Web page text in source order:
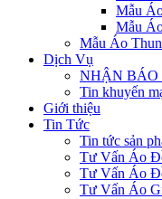
Mẫu
Mẫu
Mẫu Áo
Dịch Vụ
NHẬN BÁO
Tin khuyến
Giới thiệu
Tin Tức
Tin tức sản
Tư Vấn Áo
Tư Vấn Áo
Tư Vấn Áo